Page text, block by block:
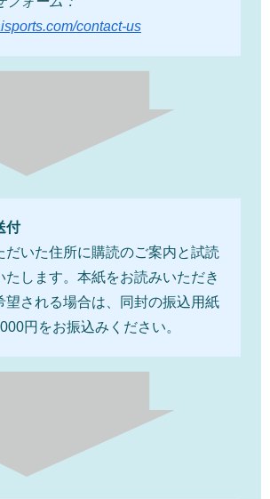
contact-us
付
だいた住所に購読のご案内と試読
たします。本紙をお読みいただき
望される場合は、同封の振込用紙
円をお振込みください。